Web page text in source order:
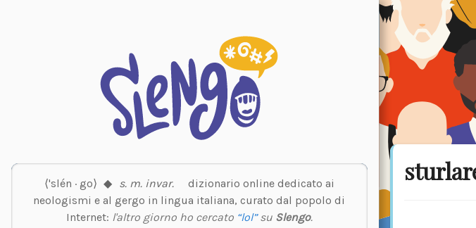
⟨'slén · go⟩ ◆ s. m. invar.
dizionario online dedicato ai
neologismi e al gergo in lingua italiana, curato dal popolo di
Internet: l'altro giorno ho cercato “lol”su Slengo.